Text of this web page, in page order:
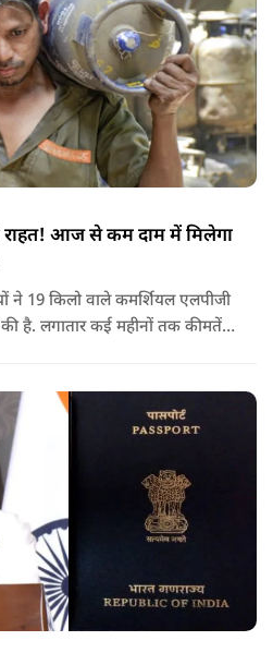
राहत! आज से कम दाम में मिलेगा
ने 19 किलो वाले कमर्शियल एलपीजी
है. लगातार कई महीनों तक कीमतें